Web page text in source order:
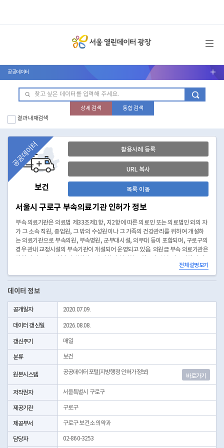
메뉴 열기
공공데이터 서브메뉴 열기
상세 검색
통합 검색
결과 내 재검색
보건
공공데이터 활용사례 등록
URL 복사
목록 이동
서울시 구로구 부속의료기관 인허가 정보
부속 의료기관은 의료법 제33조제1항, 지2항에 따른 의료인 또는 의료법인 외의 자
가 그 소속 직원, 종업원, 그 밖의 수성원이나 그 가족의 건강관리를 위하여 개설하
는 의료기관으로 부속의원, 부속병원, 군부대시설, 의무대 등이 포함되며, 구로구의
경우 관내 교정시설의 부속기관이 개설되어 운영되고 있음. 의원급 부속 의료기관은
료대상은 직원 등의 건강관리 차원에서 의료서비스를 제공할 수 있도록 진료대상자
의 범위를 한정하여 예외적으로 의료기관 개설의 특례를 규정한 것이므로 부속 의료
임.
* 좌표안내 : 중부원점TM(EPSG:5174) 좌표계에 따른 해당위치의 좌표정보이며 위
경도 좌표는 제공하고 있지 않음
* 본 데이터는 3일전 자료를 제공합니다.
전체 설명보기
데이터 정보
공개일자 2020.07.09.
데이터 갱신일 2026.08.08.
갱신주기 매일
분류 보건
원본시스템 공공데이터포털(지방행정 인허가정보)
바로가기
저작권자 서울특별시 구로구
제공기관 구로구
제공부서 구로구 보건소 의약과
담당자 02-860-3253